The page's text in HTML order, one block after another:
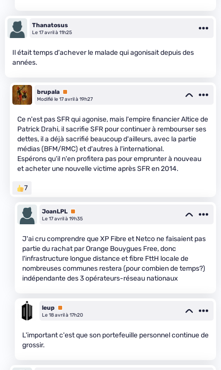
Thanatosus
Le 17 avril à 11h25
Il était temps d'achever le malade qui agonisait depuis des
années.
brupala Premium
Modifié le 17 avril à 19h27
Ce n'est pas SFR qui agonise, mais l'empire financier Altice de
Patrick Drahi, il sacrifie SFR pour continuer à rembourser ses
dettes, il a déjà sacrifié beaucoup d'ailleurs, avec la partie
médias (BFM/RMC) et d'autres à l'international.
Espérons qu'il n'en profitera pas pour emprunter à nouveau
et acheter une nouvelle victime après SFR en 2014.
7
JoanLPL Premium
Le 17 avril à 19h35
J'ai cru comprendre que XP Fibre et Netco ne faisaient pas
partie du rachat par Orange Bouygues Free, donc
l'infrastructure longue distance et fibre FttH locale de
nombreuses communes restera (pour combien de temps?)
indépendante des 3 opérateurs-réseau nationaux
leup
Premium
Le 18 avril à 17h20
L'important c'est que son portefeuille personnel continue de
grossir.